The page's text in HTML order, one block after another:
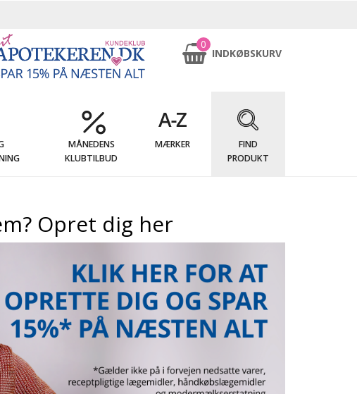
0
INDKØBSKURV
MÅNEDENS
KLUBTILBUD
MÆRKER
FIND
PRODUKT
Opret dig her